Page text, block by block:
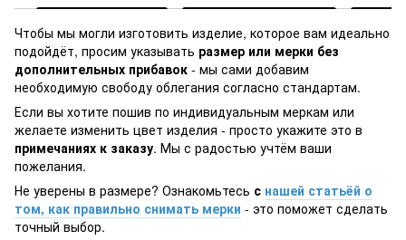
Чтобы мы могли изготовить изделие, которое вам идеально
подойдёт, просим указывать размер или мерки без
дополнительных прибавок - мы сами добавим
необходимую свободу облегания согласно стандартам.
Если вы хотите пошив по индивидуальным меркам или
желаете изменить цвет изделия - просто укажите это в
примечаниях к заказу. Мы с радостью учтём ваши
пожелания.
Не уверены в размере? Ознакомьтесь с нашей статьёй о
том, как правильно снимать мерки - это поможет сделать
точный выбор.